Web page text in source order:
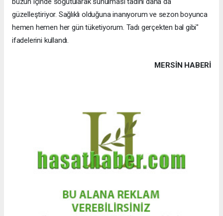
güzelleştiriyor. Sağlıklı olduğuna inanıyorum ve sezon boyunca
hemen hemen her gün tüketiyorum. Tadı gerçekten bal gibi"
ifadelerini kullandı.
MERSIN HABERİ